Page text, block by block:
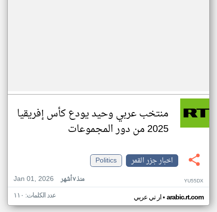
منتخب عربي وحيد يودع كأس إفريقيا
2025 من دور المجموعات
اخبار جزر القمر
Politics
Jan 01, 2026
منذ ٧ أشهر YU55DX
ار تي عربي• arabic.rt.com عدد الكلمات: ١١٠